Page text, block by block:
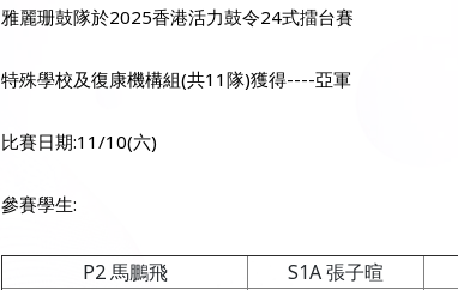
雅麗珊鼓隊於2025香港活力鼓令24式擂台賽
特殊學校及復康機構組(共11隊)獲得----亞軍
比賽日期:11/10(六)
參賽學生:
P2 馬鵬飛 S1A 張子暄